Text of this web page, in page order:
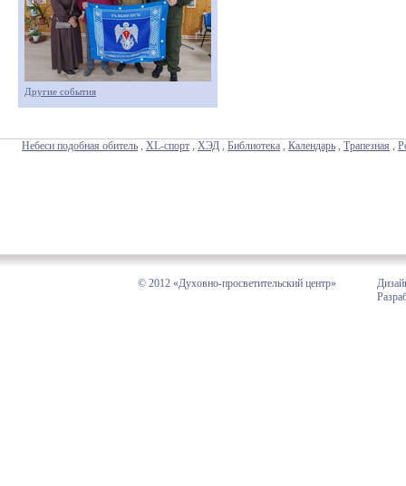
Другие события
Небеси подобная обитель , XL-спорт , ХЭД , Библиотека , Календарь , Трапезная ,
© 2012 «Духовно-просветительский центр»